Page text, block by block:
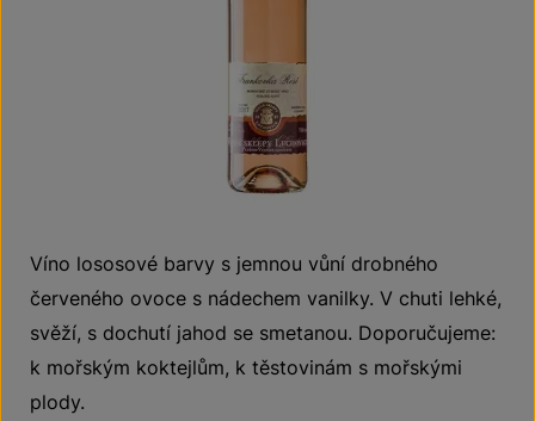
Víno lososové barvy s jemnou vůní drobného
červeného ovoce s nádechem vanilky. V chuti lehké,
svěží, s dochutí jahod se smetanou. Doporučujeme:
k mořským koktejlům, k těstovinám s mořskými
plody.